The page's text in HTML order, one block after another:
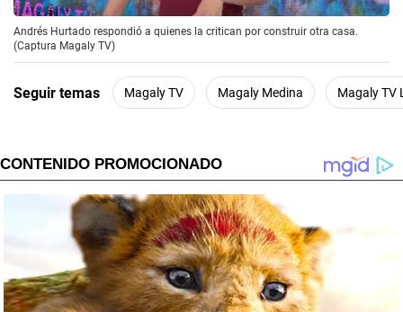
Andrés Hurtado respondió a quienes la critican por construir otra casa.
(Captura Magaly TV)
Seguir temas Magaly TV Magaly Medina Magaly TV